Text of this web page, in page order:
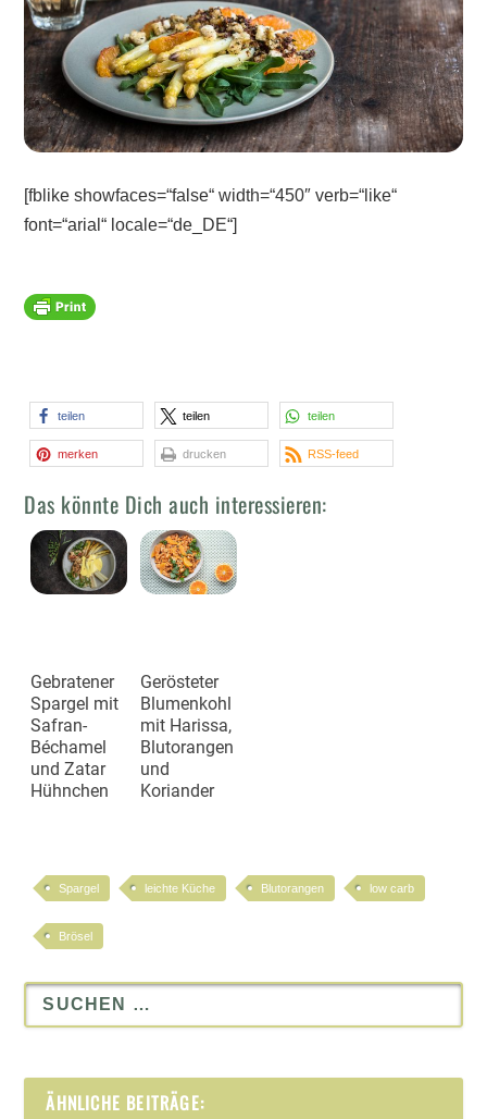
[fblike showfaces=“false“ width=“450″ verb=“like“
font=“arial“ locale=“de_DE“]
teilen teilen teilen
merken drucken RSS-feed
Das könnte Dich auch interessieren:
Gebratener
Spargel mit
Safran-
Béchamel
und Zatar
Hühnchen
Gerösteter
Blumenkohl
mit Harissa,
Blutorangen
und
Koriander
Spargel leichte Küche Blutorangen low carb
Brösel
ÄHNLICHE BEITRÄGE: